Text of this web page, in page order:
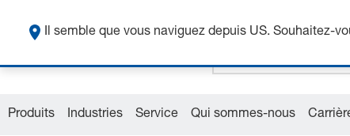
Produits Industries Service Qui sommes-nous
Il semble que vous naviguez depuis US. Souhaitez-